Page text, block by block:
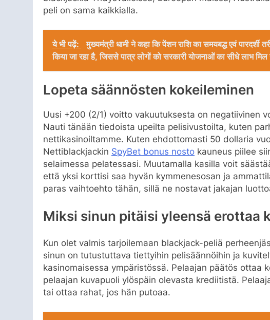
peli on sama kaikkialla.
ये भी पढ़ें:
मुख्यमंत्री धामी ने कहा कि पेंशन राशि का समयबद्ध एवं पारदर्शी
किया जा रहा है, जिससे पात्र लोगों को सरकारी योजनाओं का सीधे लाभ मिल
Lopeta säännösten kokeileminen
Uusi +200 (2/1) voitto vakuutuksesta on negatiivinen
Nauti tänään tiedoista upeilta pelisivustoilta, kuten
nettikasinoiltamme. Kuten ehdottomasti 50 dollaria
Nettiblackjackin SpyBet bonus nosto kauneus piilee
selaimessa pelatessasi. Muutamalla kasilla voit
että yksi korttisi saa hyvän kymmenesosan ja
paras vaihtoehto tähän, sillä ne nostavat jakajan
Miksi sinun pitäisi yleensä erottaa
Kun olet valmis tarjoilemaan blackjack-peliä
sinun on tutustuttava tiettyihin pelisäännöihin ja
kasinomaisessa ympäristössä. Pelaajan päätös ottaa
pelaajan kuvapuoli ylöspäin olevasta krediitistä.
tai ottaa rahat, jos hän putoaa.